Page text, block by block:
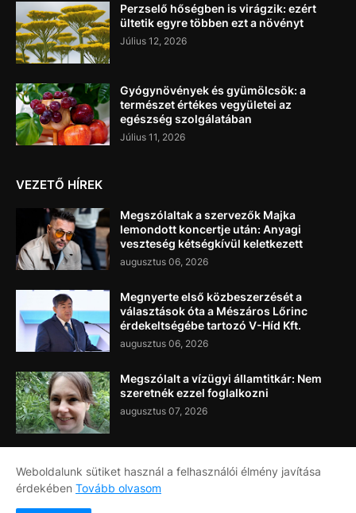
Perzselő hőségben is virágzik: ezért
ültetik egyre többen ezt a növényt
Július 12, 2026
Gyógynövények és gyümölcsök: a
természet értékes vegyületei az
egészség szolgálatában
Július 11, 2026
VEZETŐ HÍREK
Megszólaltak a szervezők Majka
lemondott koncertje után: Anyagi
veszteség kétségkívül keletkezett
augusztus 06, 2026
Megnyerte első közbeszerzését a
választások óta a Mészáros Lőrinc
érdekeltségébe tartozó V-Híd Kft.
augusztus 06, 2026
Megszólalt a vízügyi államtitkár: Nem
szeretnék ezzel foglalkozni
augusztus 07, 2026
Címlap Rólunk
Weboldalunk sütiket használ a felhasználói élmény javítása
érdekében Tovább olvasom